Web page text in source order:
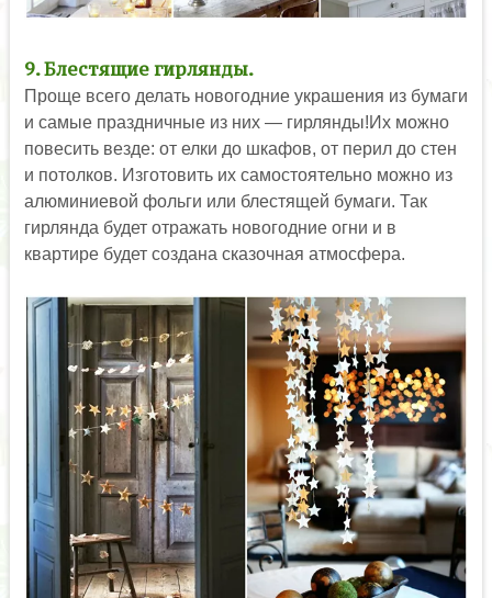
9. Блестящие гирлянды.
Проще всего делать новогодние украшения из бумаги
и самые праздничные из них — гирлянды!Их можно
повесить везде: от елки до шкафов, от перил до стен
и потолков. Изготовить их самостоятельно можно из
алюминиевой фольги или блестящей бумаги. Так
гирлянда будет отражать новогодние огни и в
квартире будет создана сказочная атмосфера.